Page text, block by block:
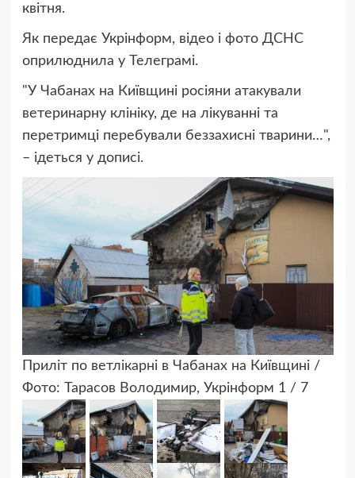
квітня.
Як передає Укрінформ, відео і фото ДСНС
оприлюднила у Телеграмі.
"У Чабанах на Київщині росіяни атакували
ветеринарну клініку, де на лікуванні та
перетримці перебували беззахисні тварини…",
– ідеться у дописі.
Приліт по ветлікарні в Чабанах на Київщині /
Фото: Тарасов Володимир, Укрінформ 1 / 7